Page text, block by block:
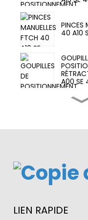
PINCES
40 A10
A00 SE
LIEN RAPIDE